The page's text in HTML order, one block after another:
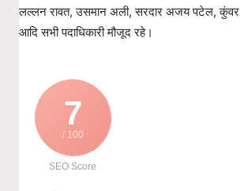
लल्लन रावत, उसमान अली, सरदार अजय पटेल, कुंवर
आदि सभी पदाधिकारी मौजूद रहे।
7
/ 100
SEO Score